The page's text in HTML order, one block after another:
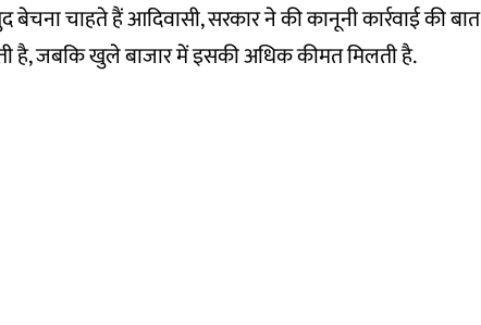
बेचना चाहते हैं आदिवासी, सरकार ने की कानूनी कार्रवाई की बात
है, जबकि खुले बाजार में इसकी अधिक कीमत मिलती है.